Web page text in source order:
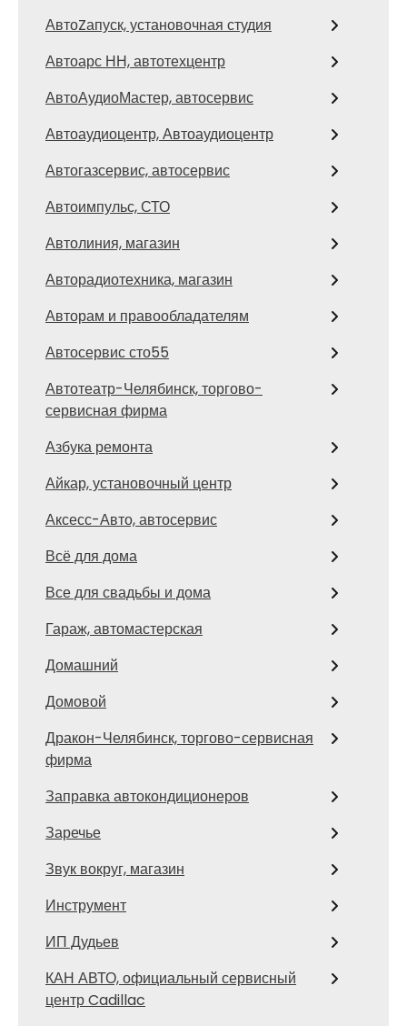
АвтоZапуск, установочная студия
Автоарс НН, автотехцентр
АвтоАудиоМастер, автосервис
Автоаудиоцентр, Автоаудиоцентр
Автогазсервис, автосервис
Автоимпульс, СТО
Автолиния, магазин
Авторадиотехника, магазин
Авторам и правообладателям
Автосервис сто55
Автотеатр-Челябинск, торгово-
сервисная фирма
Азбука ремонта
Айкар, установочный центр
Аксесс-Авто, автосервис
Всё для дома
Все для свадьбы и дома
Гараж, автомастерская
Домашний
Домовой
Дракон-Челябинск, торгово-сервисная
фирма
Заправка автокондиционеров
Заречье
Звук вокруг, магазин
Инструмент
ИП Дудьев
КАН АВТО, официальный сервисный
центр Cadillac